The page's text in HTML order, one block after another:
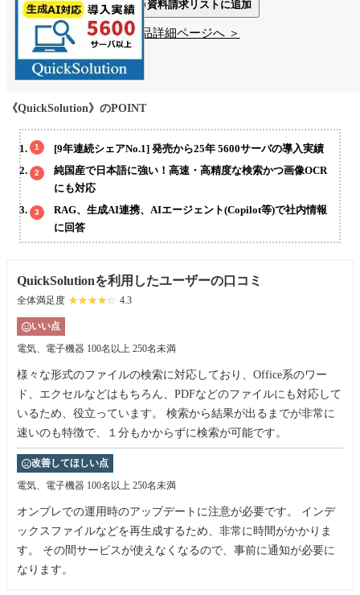
資料請求リストに追加
製品詳細ページへ ＞
《QuickSolution》のPOINT
[9年連続シェアNo.1] 発売から25年 5600サーバの導入実績
純国産で日本語に強い！高速・高精度な検索かつ画像OCR
にも対応
RAG、生成AI連携、AIエージェント(Copilot等)で社内情報
に回答
QuickSolutionを利用したユーザーの口コミ
全体満足度 ☆☆☆☆☆
★★★★★ 4.3
いい点
電気、電子機器 100名以上 250名未満
様々な形式のファイルの検索に対応しており、Office系のワー
ド、エクセルなどはもちろん、PDFなどのファイルにも対応して
いるため、役立っています。 検索から結果が出るまでが非常に
速いのも特徴で、１分もかからずに検索が可能です。
改善してほしい点
電気、電子機器 100名以上 250名未満
オンプレでの運用時のアップデートに注意が必要です。 インデ
ックスファイルなどを再生成するため、非常に時間がかかりま
す。 その間サービスが使えなくなるので、事前に通知が必要に
なります。